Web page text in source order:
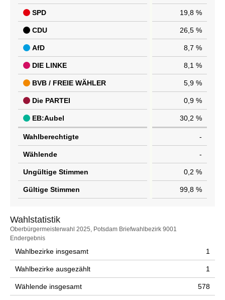
SPD 19,8 %
CDU 26,5 %
AfD 8,7 %
DIE LINKE 8,1 %
BVB / FREIE WÄHLER 5,9 %
Die PARTEI 0,9 %
EB:Aubel 30,2 %
Wahlberechtigte -
Wählende -
Ungültige Stimmen 0,2 %
Gültige Stimmen 99,8 %
Wahlstatistik
Wahlstatistik
Oberbürgermeisterwahl 2025, Potsdam Briefwahlbezirk 9001
Endergebnis
Wahlbezirke insgesamt 1
Wahlbezirke ausgezählt 1
Wählende insgesamt 578